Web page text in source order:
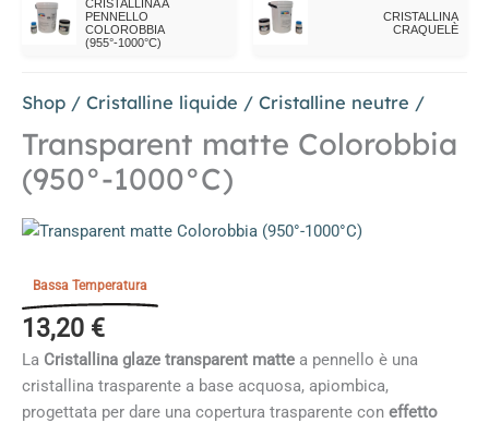
CRISTALLINA A
PENNELLO
COLOROBBIA
(955°-1000°C)
CRISTALLINA
CRAQUELÈ
Shop / Cristalline liquide / Cristalline neutre /
Bassa Temperatura
Transparent matte Colorobbia
(950°-1000°C)
13,20 €
La Cristallina glaze transparent matte a pennello è una
cristallina trasparente a base acquosa, apiombica,
progettata per dare una copertura trasparente con effetto